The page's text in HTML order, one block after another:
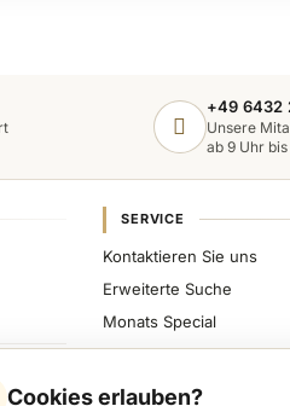
Cookies erlauben?
+49 6432
Unsere
ab 9 Uhr
SERVICE
Kontaktieren Sie uns
Erweiterte Suche
Monats Special
erhalten.